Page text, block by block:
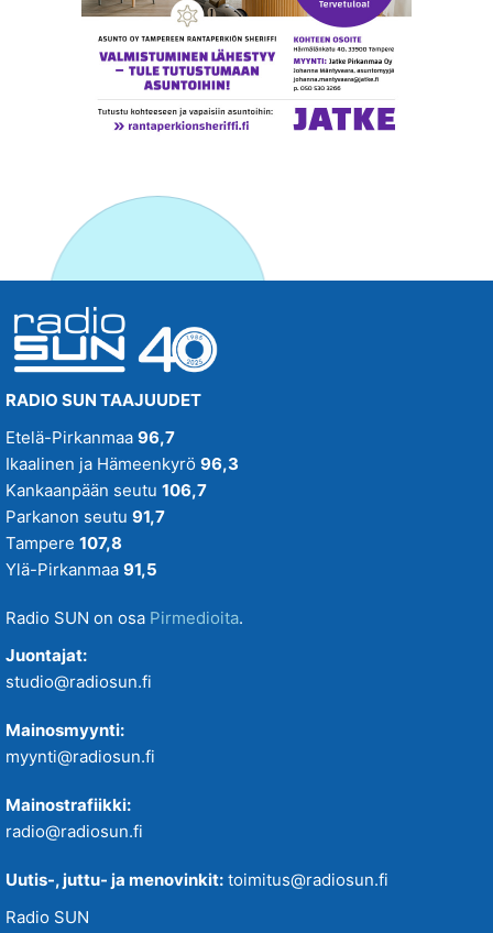
RADIO SUN TAAJUUDET
Etelä-Pirkanmaa 96,7
Ikaalinen ja Hämeenkyrö 96,3
Kankaanpään seutu 106,7
Parkanon seutu 91,7
Tampere 107,8
Ylä-Pirkanmaa 91,5
Radio SUN on osa Pirmedioita.
Juontajat:
studio@radiosun.fi
Mainosmyynti:
myynti@radiosun.fi
Mainostrafiikki:
radio@radiosun.fi
Uutis-, juttu- ja menovinkit: toimitus@radiosun.fi
Radio SUN